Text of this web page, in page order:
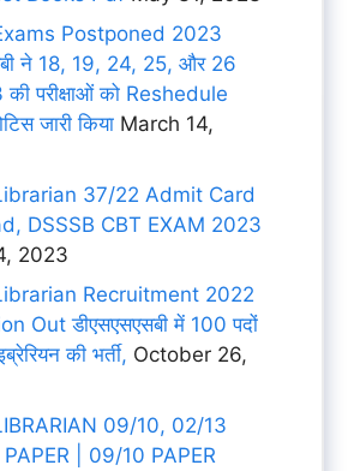
Postponed 2023
ने 18, 19, 24, 25, और 26
की परीक्षाओं को Reshedule
जारी किया March 14,
37/22 Admit Card
DSSSB CBT EXAM 2023
2023
Recruitment 2022
Out डीएसएसएसबी में 100 पदों
की भर्ती, October 26,
09/10, 02/13
PAPER | 09/10 PAPER